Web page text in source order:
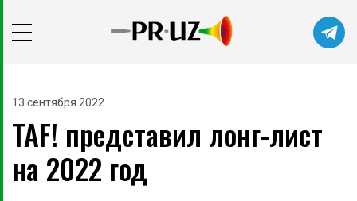
13 сентября 2022
TAF! представил лонг-лист
на 2022 год